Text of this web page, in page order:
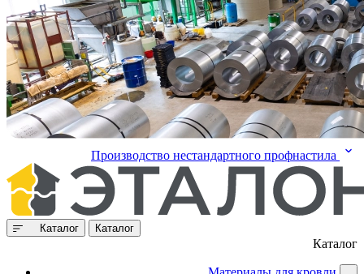
Производство нестандартного профнастила
Каталог Каталог
Каталог